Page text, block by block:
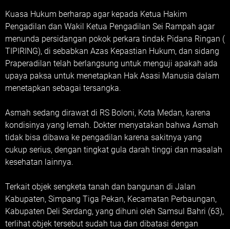
Kuasa Hukum berharap agar kepada Ketua Hakim
Pengadilan dan Wakil Ketua Pengadilan Sei Rampah agar
menunda persidangan pokok perkara tindak Pidana Ringan (
TIPIRING), di sebabkan Azas Kepastian Hukum, dan sidang
Praperadilan telah berlangsung untuk menguji apakah ada
upaya paksa untuk menetapkan Hak Asasi Manusia dalam
menetapkan sebagai tersangka.
Asmah sedang dirawat di RS Boloni, Kota Medan, karena
kondisinya yang lemah. Dokter menyatakan bahwa Asmah
tidak bisa dibawa ke pengadilan karena sakitnya yang
cukup serius, dengan tingkat gula darah tinggi dan masalah
kesehatan lainnya.
Terkait objek sengketa tanah dan bangunan di Jalan
Kabupaten, Simpang Tiga Pekan, Kecamatan Perbaungan,
Kabupaten Deli Serdang, yang dihuni oleh Samsul Bahri (63),
terlihat objek tersebut sudah tua dan dibatasi dengan